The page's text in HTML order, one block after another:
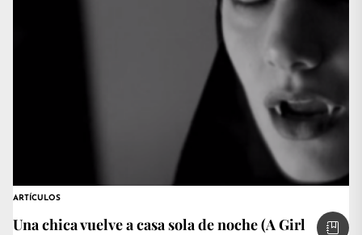
ARTÍCULOS
Una chica vuelve a casa sola de noche (A Girl